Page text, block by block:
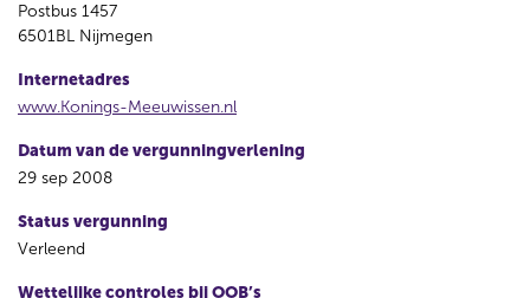
Postbus 1457
6501BL Nijmegen
Internetadres
www.Konings-Meeuwissen.nl
Datum van de vergunningverlening
29 sep 2008
Status vergunning
Verleend
Wettelijke controles bij OOB’s